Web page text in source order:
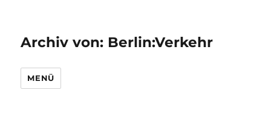
Archiv von: Berlin:Verkehr
MENÜ